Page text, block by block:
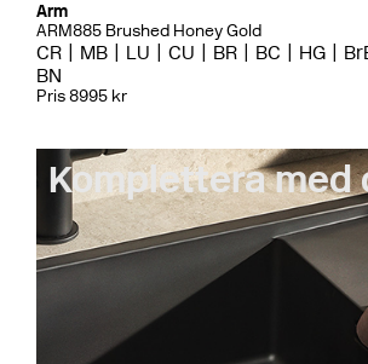
Arm
ARM885 Brushed Honey Gold
CR MB LU CU BR BC HG
BN
Pris 8995 kr
Komplettera med